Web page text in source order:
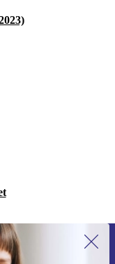
uutiskirjeen